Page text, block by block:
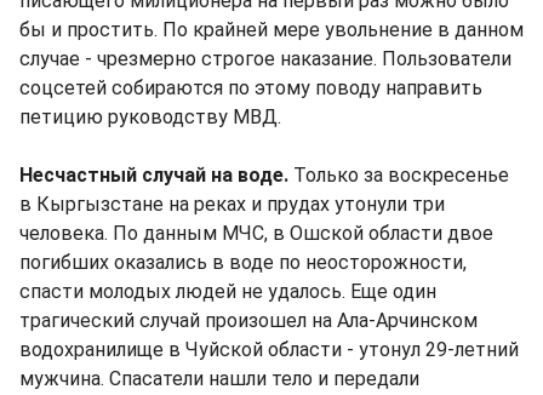
бы и простить. По крайней мере увольнение в данном
случае - чрезмерно строгое наказание. Пользователи
соцсетей собираются по этому поводу направить
петицию руководству МВД.
Несчастный случай на воде. Только за воскресенье
в Кыргызстане на реках и прудах утонули три
человека. По данным МЧС, в Ошской области двое
погибших оказались в воде по неосторожности,
спасти молодых людей не удалось. Еще один
трагический случай произошел на Ала-Арчинском
водохранилище в Чуйской области - утонул 29-летний
мужчина. Спасатели нашли тело и передали